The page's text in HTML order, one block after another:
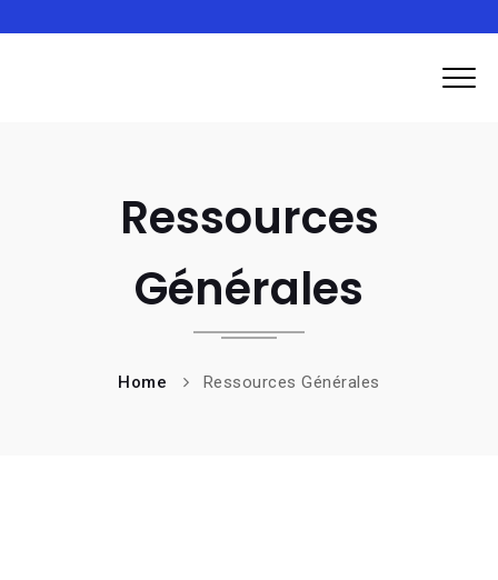
Ressources
Générales
Home Ressources Générales